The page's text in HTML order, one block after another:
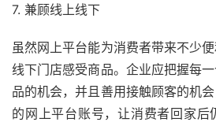
7. 兼顾线上线下
虽然网上平台能为消费者带来不少
线下门店感受商品。企业应把握每
品的机会，并且善用接触顾客的机
的网上平台账号，让消费者回家后